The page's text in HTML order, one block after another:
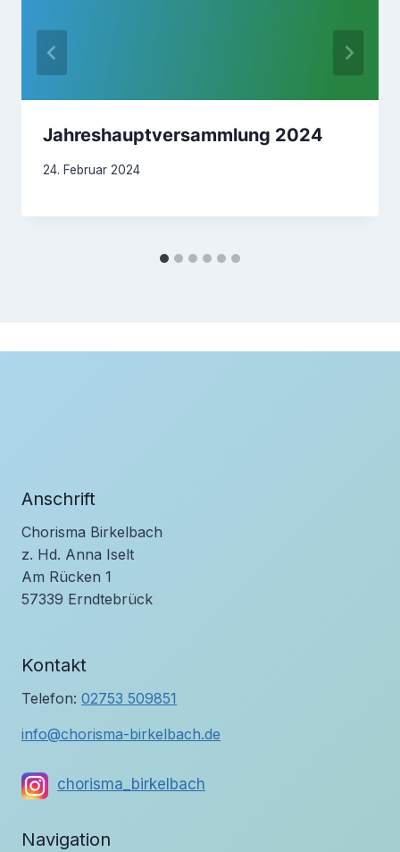
Jahreshauptversammlung 2024
24. Februar 2024
Anschrift
Chorisma Birkelbach
z. Hd. Anna Iselt
Am Rücken 1
57339 Erndtebrück
Kontakt
Telefon: 02753 509851
info@chorisma-birkelbach.de
chorisma_birkelbach
Navigation